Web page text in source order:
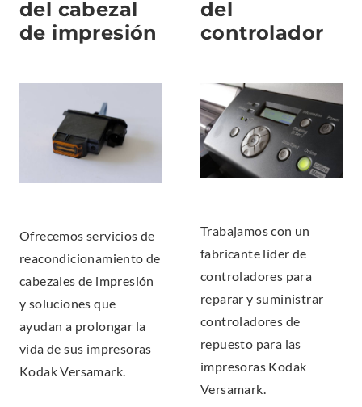
del cabezal
de impresión
Ofrecemos servicios de
reacondicionamiento de
cabezales de impresión
y soluciones que
ayudan a prolongar la
vida de sus impresoras
Kodak Versamark.
del
controlador
Trabajamos con un
fabricante líder de
controladores para
reparar y suministrar
controladores de
repuesto para las
impresoras Kodak
Versamark.